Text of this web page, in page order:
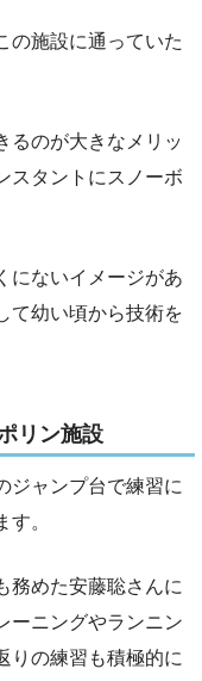
の施設に通っていた
るのが大きなメリッ
スタントにスノーボ
にないイメージがあ
て幼い頃から技術を
リン施設
ジャンプ台で練習に
。
務めた安藤聡さんに
ーニングやランニン
りの練習も積極的に